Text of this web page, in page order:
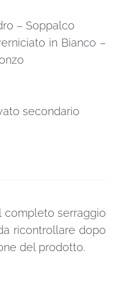
– Soppalco
in Bianco –
secondario
completo serraggio
ricontrollare dopo
del prodotto.